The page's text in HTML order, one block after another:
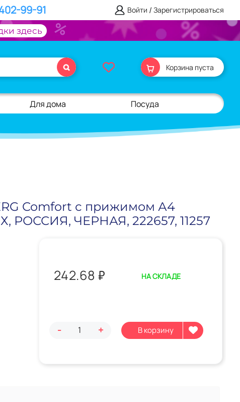
99-91 Войти / Зарегистрироваться
здесь
Корзина пуста
Для дома Посуда
Comfort с прижимом А4
РОССИЯ, ЧЕРНАЯ, 222657, 11257
242.68 ₽ НА СКЛАДЕ
- +